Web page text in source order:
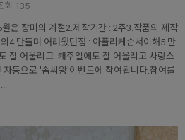
회 135
은 장미의 계절2.제작기간 : 2주3.작품의 제작
4.만들며 어려웠던점 : 아플리케순서이해5.만
잘 어울리고. 캐주얼에도 잘 어울리고 사랑스
동으로 '솜씨왕'이벤트에 참여됩니다.참여를